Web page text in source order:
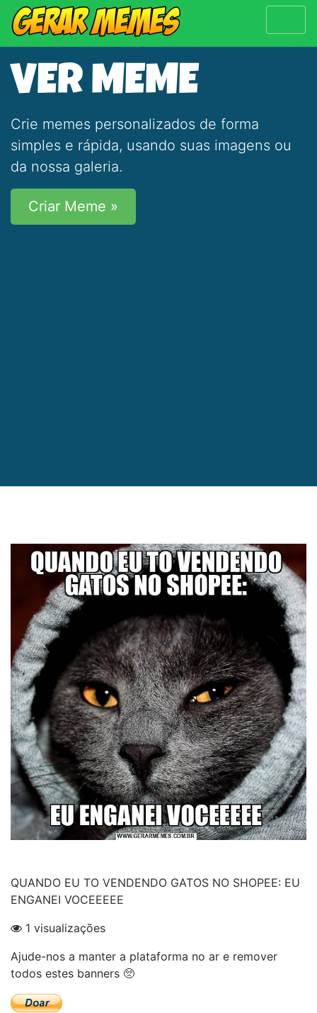
VER MEME
Crie memes personalizados de forma
simples e rápida, usando suas imagens ou
da nossa galeria.
Criar Meme »
QUANDO EU TO VENDENDO GATOS NO SHOPEE: EU
ENGANEI VOCEEEEE
1 visualizações
Ajude-nos a manter a plataforma no ar e remover
todos estes banners 🥺